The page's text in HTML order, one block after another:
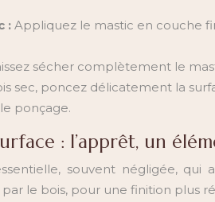
: Appliquez le mastic en couche
sécher complètement le
sec, poncez délicatement la
ponçage.
: l’apprêt, un
souvent négligée,
le bois, pour une finition plus